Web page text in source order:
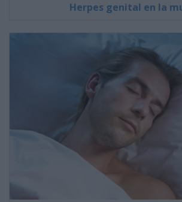
Herpes genital en la